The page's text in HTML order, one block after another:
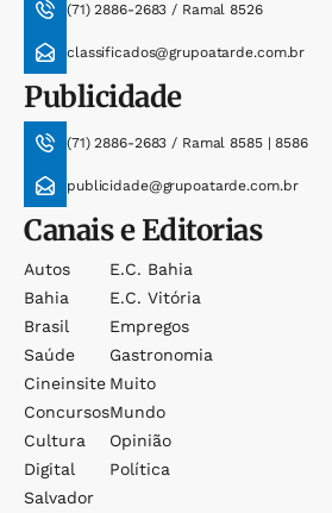
(71) 2886-2683 / Ramal 8526
classificados@grupoatarde.com.br
Publicidade
(71) 2886-2683 / Ramal 8585 | 8586
publicidade@grupoatarde.com.br
Canais e Editorias
Autos
Bahia
Brasil
Saúde
Cineinsite
Concursos
Cultura
Digital
Salvador
E.c. Bahia
E.c. Vitória
Empregos
Gastronomia
Muito
Mundo
Opinião
Política